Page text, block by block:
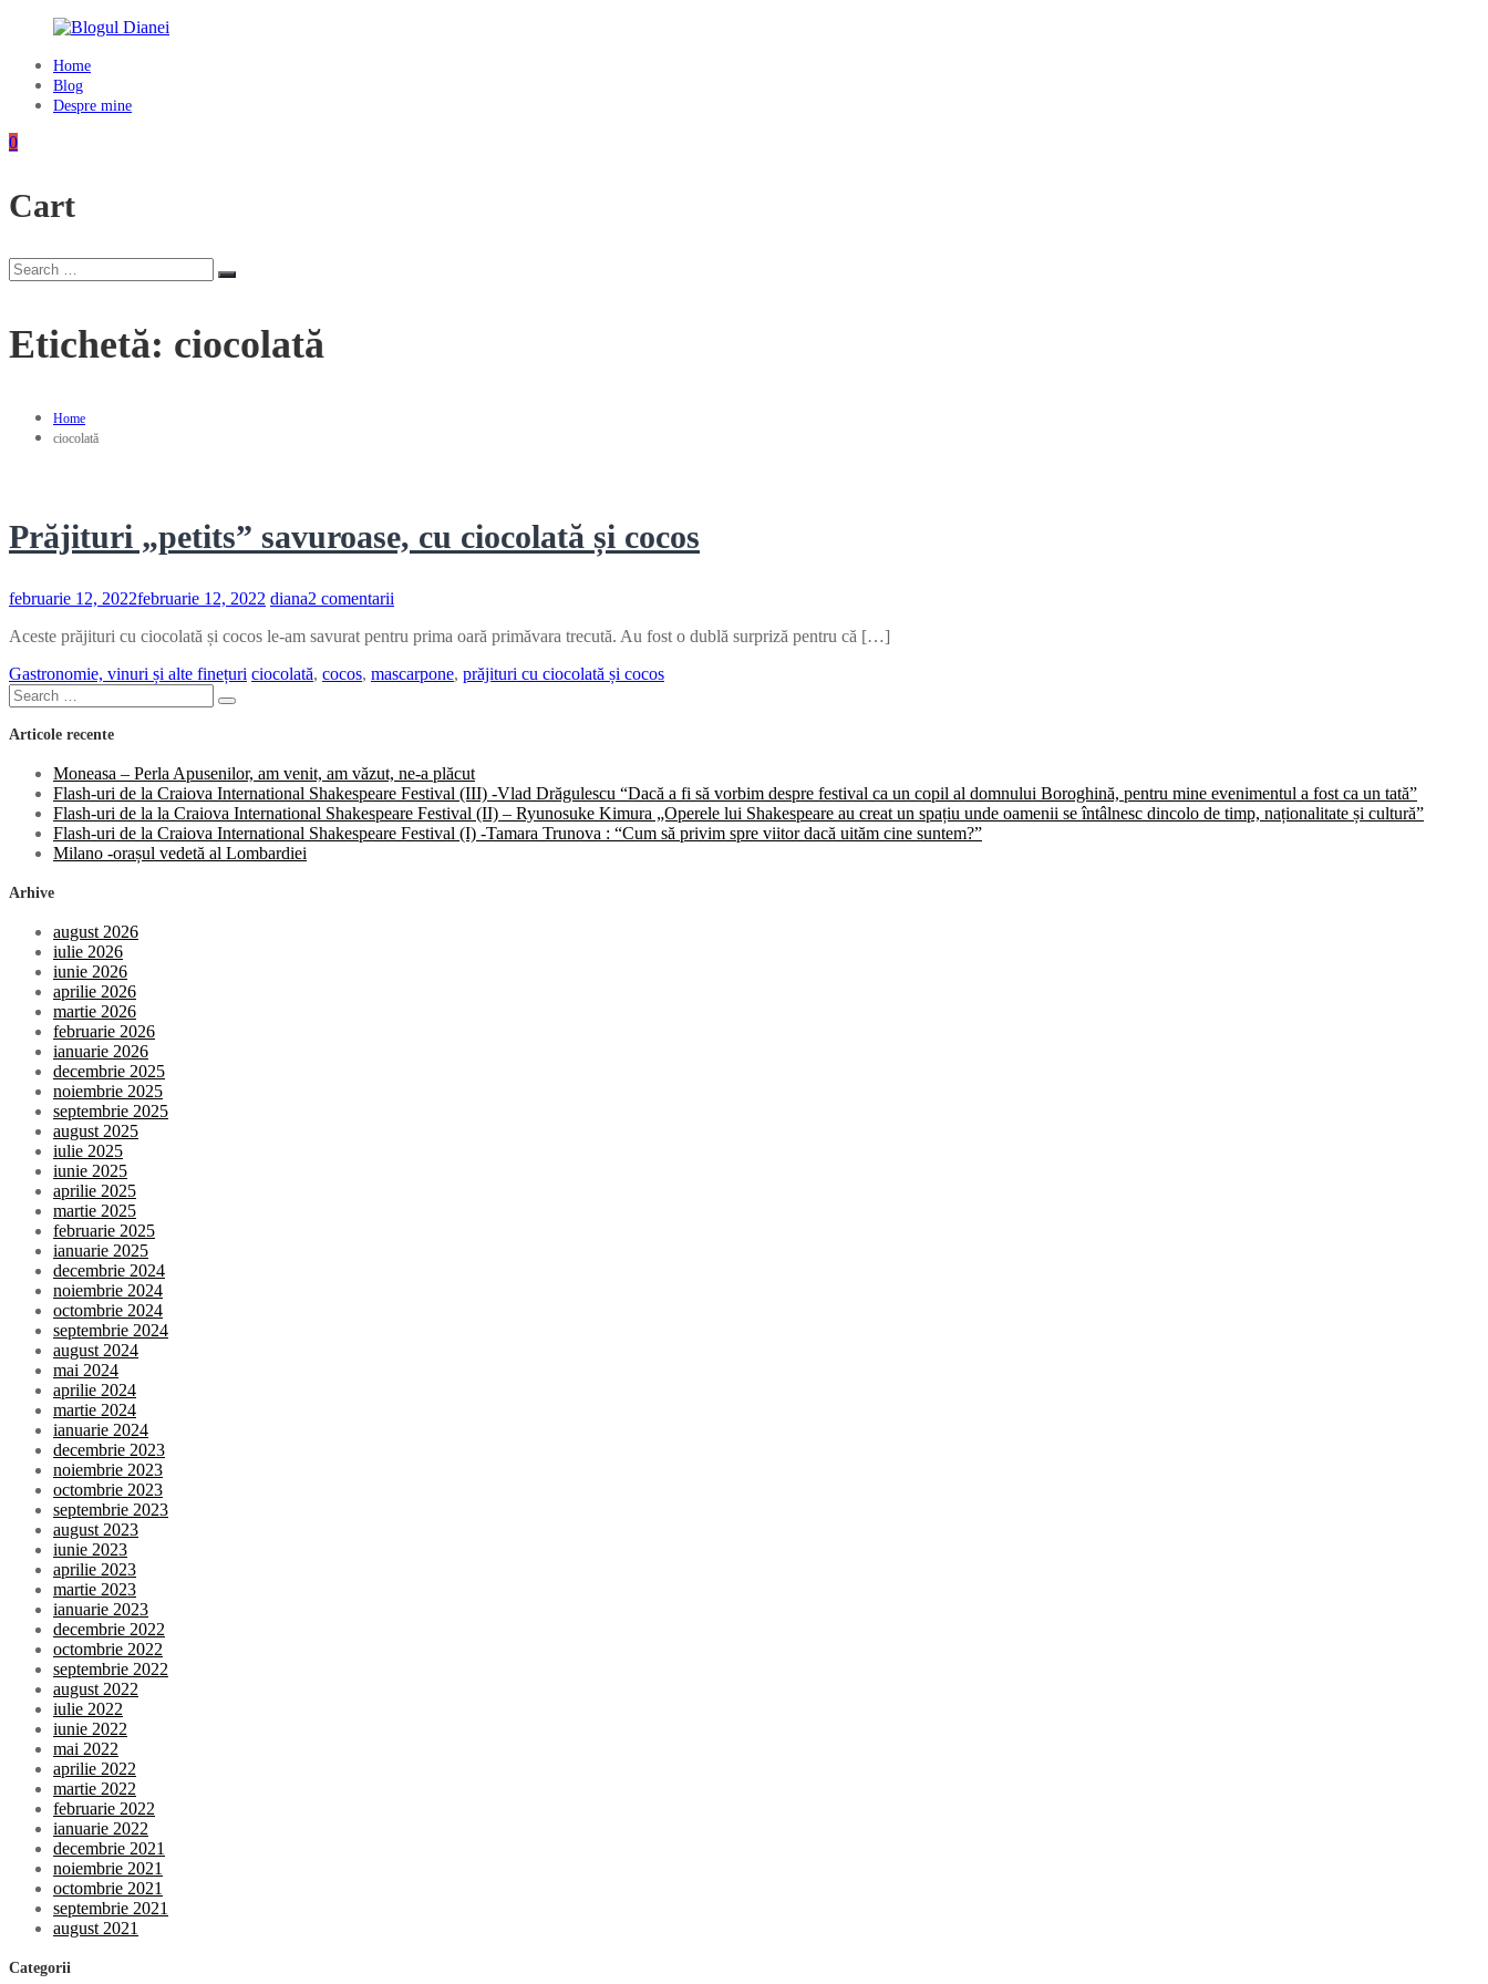
content
Blogul
Dianei
Blognotes
călătorii
și
finețuri
Home
Blog
Despre mine
0
Cart
Search
for:
Search
Etichetă: ciocolată
Home
ciocolată
Prăjituri „petits” savuroase, cu ciocolată și cocos
februarie 12, 2022februarie 12, 2022 diana2 comentarii
„petits”
cu
Aceste prăjituri cu ciocolată și cocos le-am savurat pentru prima oară primăvara trecută. Au fost o dublă surpriză pentru că […]
Gastronomie, vinuri și alte finețuri ciocolată, cocos, mascarpone, prăjituri cu ciocolată și cocos
Search
for:
Search
Articole recente
Moneasa – Perla Apusenilor, am venit, am văzut, ne-a plăcut
Flash-uri de la Craiova International Shakespeare Festival (III) -Vlad Drăgulescu “Dacă a fi să vorbim despre festival ca un copil al domnului Boroghină, pentru mine evenimentul a fost ca un tată”
Flash-uri de la la Craiova International Shakespeare Festival (II) – Ryunosuke Kimura „Operele lui Shakespeare au creat un spațiu unde oamenii se întâlnesc dincolo de timp, naționalitate și cultură”
Flash-uri de la Craiova International Shakespeare Festival (I) -Tamara Trunova : “Cum să privim spre viitor dacă uităm cine suntem?”
Milano -orașul vedetă al Lombardiei
Arhive
august 2026
iulie 2026
iunie 2026
aprilie 2026
martie 2026
februarie 2026
ianuarie 2026
decembrie 2025
noiembrie 2025
septembrie 2025
august 2025
iulie 2025
iunie 2025
aprilie 2025
martie 2025
februarie 2025
ianuarie 2025
decembrie 2024
noiembrie 2024
octombrie 2024
septembrie 2024
august 2024
mai 2024
aprilie 2024
martie 2024
ianuarie 2024
decembrie 2023
noiembrie 2023
octombrie 2023
septembrie 2023
august 2023
iunie 2023
aprilie 2023
martie 2023
ianuarie 2023
decembrie 2022
octombrie 2022
septembrie 2022
august 2022
iulie 2022
iunie 2022
mai 2022
aprilie 2022
martie 2022
februarie 2022
ianuarie 2022
decembrie 2021
noiembrie 2021
octombrie 2021
septembrie 2021
august 2021
Categorii